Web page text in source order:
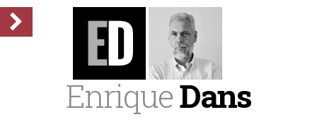
EnriqueDans